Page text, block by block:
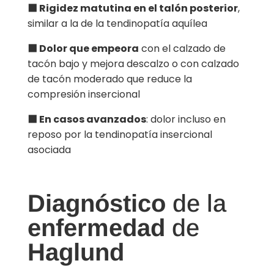
⬛ Rigidez matutina en el talón posterior,
similar a la de la tendinopatía aquílea
⬛ Dolor que empeora con el calzado de
tacón bajo y mejora descalzo o con calzado
de tacón moderado que reduce la
compresión insercional
⬛ En casos avanzados: dolor incluso en
reposo por la tendinopatía insercional
asociada
Diagnóstico de la
enfermedad de
Haglund